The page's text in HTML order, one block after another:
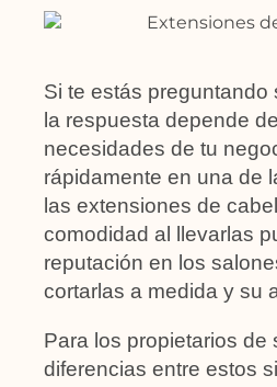
Si te estás
la respuesta depende
necesidades de tu
rápidamente en una de
las extensiones de
comodidad al llevarlas
reputación en los
cortarlas a medida y su
Para los propietarios
diferencias entre estos